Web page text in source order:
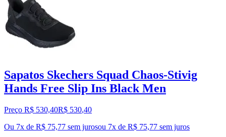
Sapatos Skechers Squad Chaos-Stivig
Hands Free Slip Ins Black Men
Preço R$ 530,40R$ 530,40
Ou 7x de R$ 75,77 sem jurosou 7x de R$ 75,77 sem juros